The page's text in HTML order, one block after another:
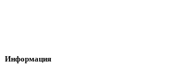
Информация